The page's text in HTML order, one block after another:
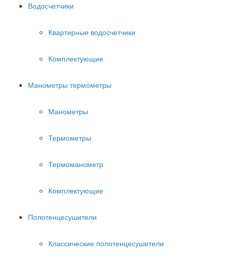
Водосчетчики
Квартирные водосчетчики
Комплектующие
Манометры термометры
Манометры
Термометры
Термоманометр
Комплектующие
Полотенцесушители
Классические полотенцесушители